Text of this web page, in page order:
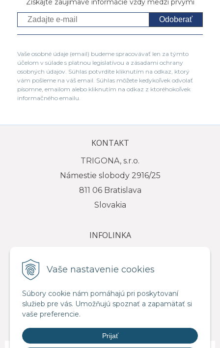
Vaše nastavenie cookies
Súbory cookie nám pomáhajú pri poskytovaní
služieb pre vás. Umožňujú spoznať a zapamätať si
vaše preferencie.
Prijať
Získajte zaujímavé informácie vždy medzi prvými
Odoberať
Vaše osobné údaje (email) budeme spracovávať len za týmto
účelom v súlade s platnou legislatívou a zásadami ochrany
osobných údajov. Súhlas potvrdíte kliknutím na odkaz, ktorý
vám pošleme na váš email. Súhlas môžete kedykoľvek odvolať
písomne, emailom alebo kliknutím na odkaz z ktoréhokoľvek
informačného emailu.
KONTAKT
TRIGONA, s.r.o.
Námestie slobody 2916/25
811 06 Bratislava
Slovakia
INFOLINKA
e-mail: info@trigona.sk
VŠETKO O NÁKUPE